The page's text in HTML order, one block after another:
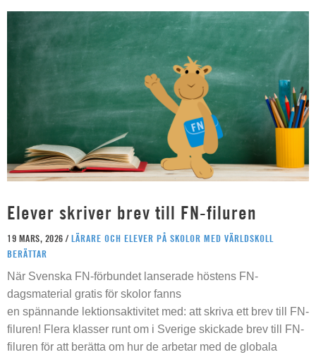
Elever skriver brev till FN-filuren
19 MARS, 2026 / LÄRARE OCH ELEVER PÅ SKOLOR MED VÄRLDSKOLL
BERÄTTAR
När Svenska FN-förbundet lanserade höstens FN-
dagsmaterial gratis för skolor fanns
en spännande lektionsaktivitet med: att skriva ett brev till FN-
filuren! Flera klasser runt om i Sverige skickade brev till FN-
filuren för att berätta om hur de arbetar med de globala